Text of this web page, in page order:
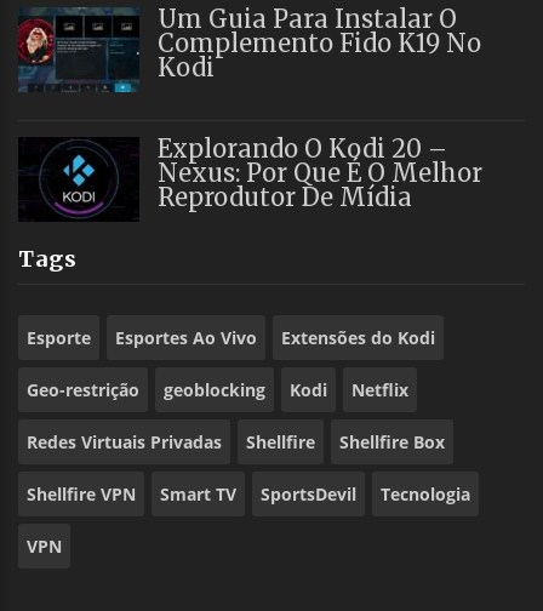
Um Guia Para Instalar O
Complemento Fido K19 No
Kodi
Explorando O Kodi 20 –
Nexus: Por Que É O Melhor
Reprodutor De Mídia
Tags
Esporte Esportes Ao Vivo Extensões do Kodi
Geo-restrição geoblocking Kodi Netflix
Redes Virtuais Privadas Shellfire Shellfire Box
Shellfire VPN Smart TV SportsDevil Tecnologia
VPN